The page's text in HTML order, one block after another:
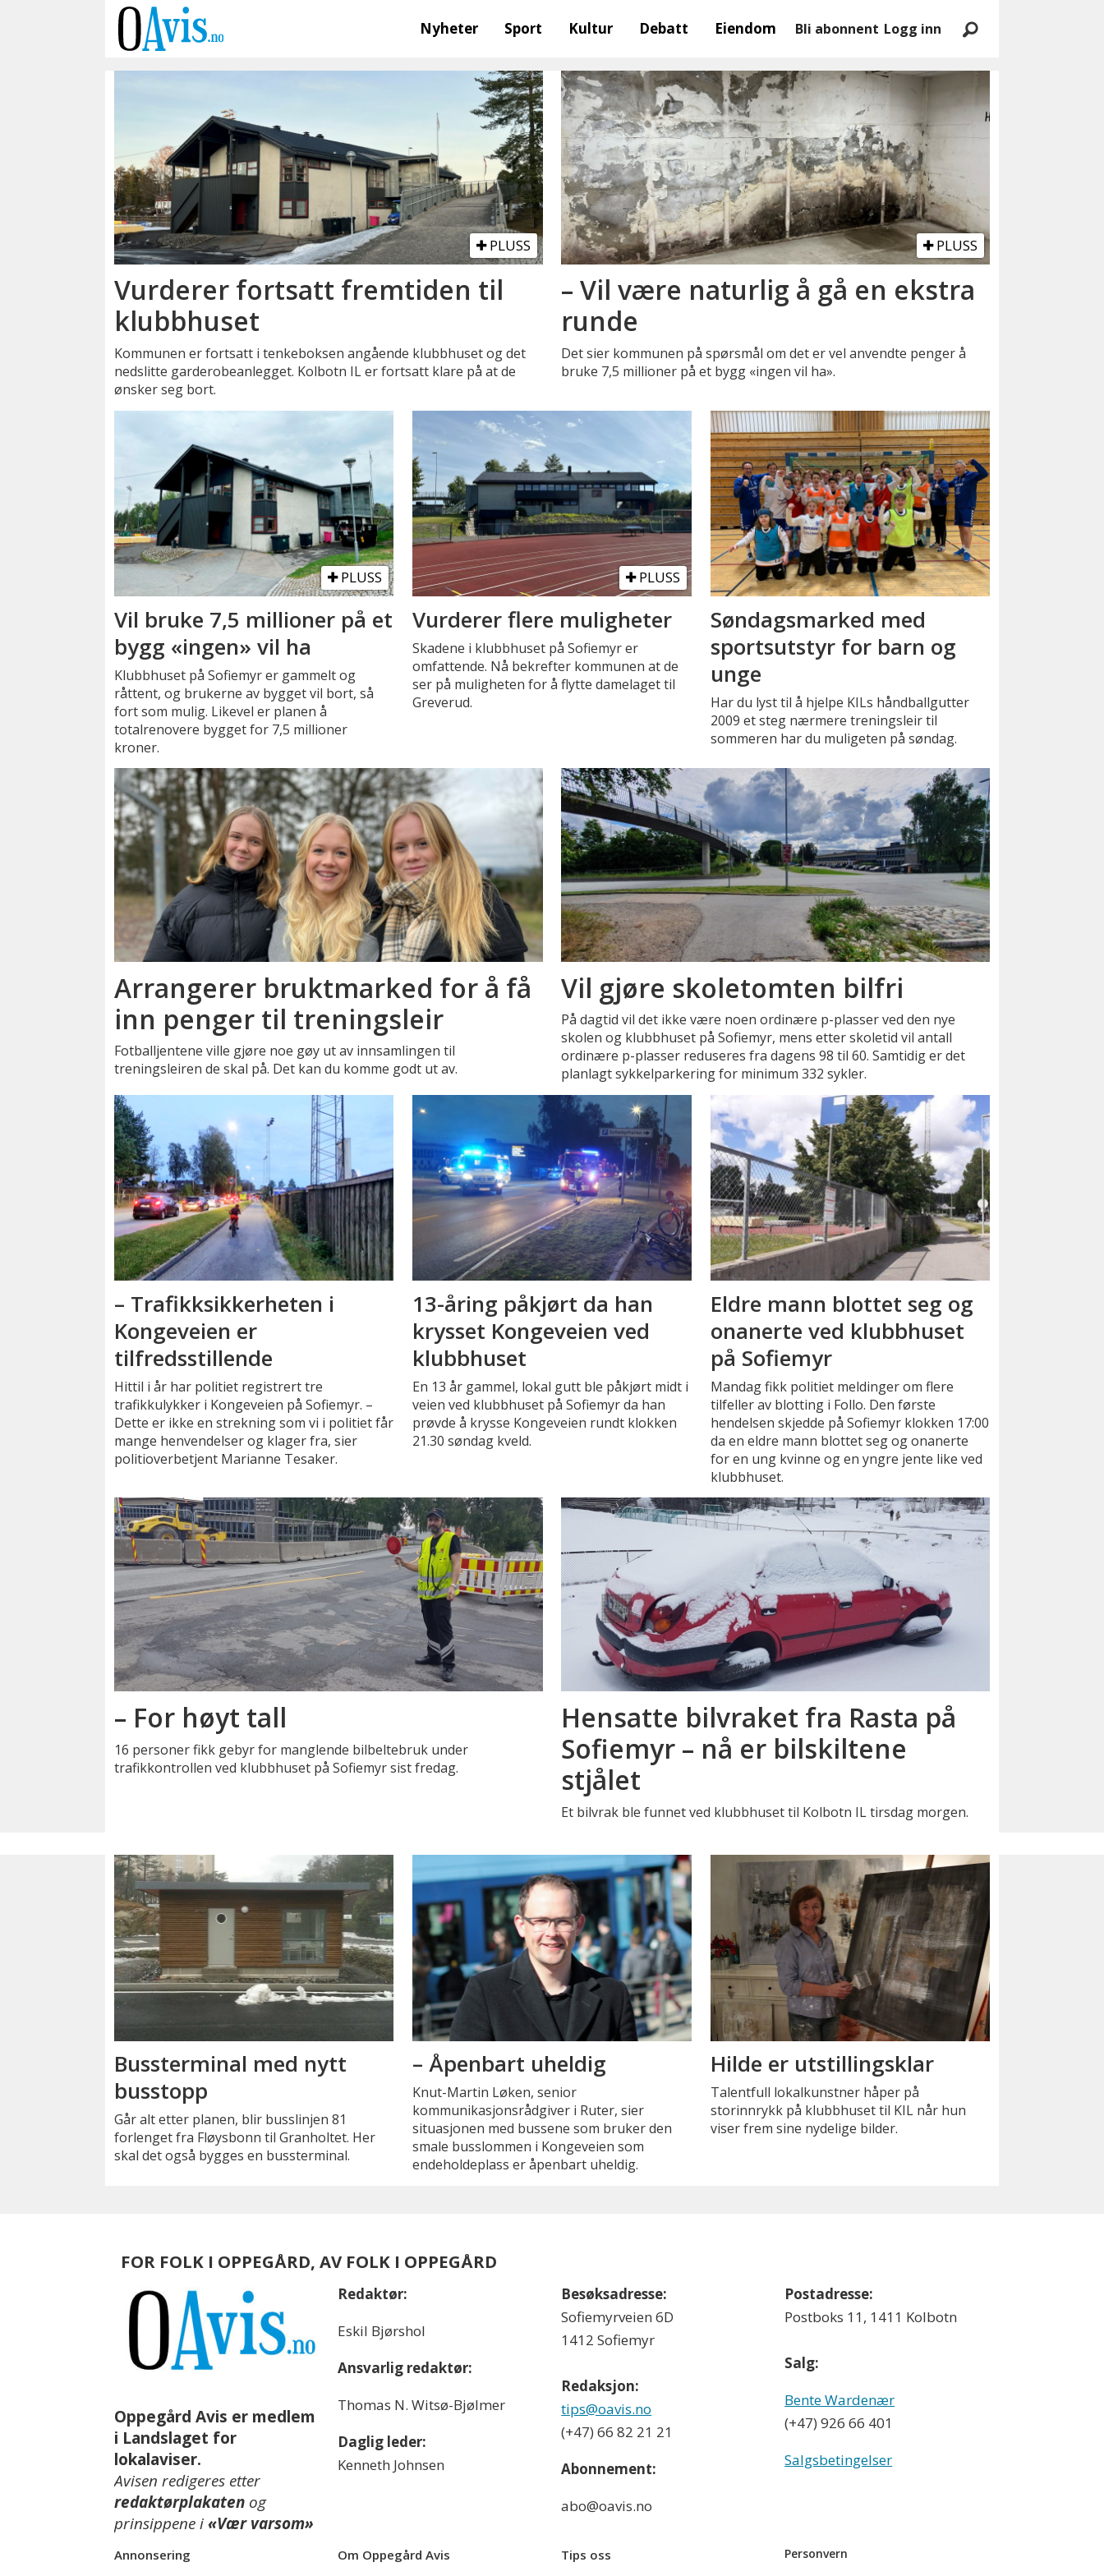
Nyheter Sport Kultur Debatt Eiendom Bli abonnent Logg inn
klubbhuset
PLUSS
Vurderer fortsatt fremtiden til
klubbhuset
Kommunen er fortsatt i tenkeboksen angående klubbhuset og det
nedslitte garderobeanlegget. Kolbotn IL er fortsatt klare på at de
ønsker seg bort.
PLUSS
– Vil være naturlig å gå en ekstra
runde
Det sier kommunen på spørsmål om det er vel anvendte penger å
bruke 7,5 millioner på et bygg «ingen vil ha».
PLUSS
Vil bruke 7,5 millioner på et
bygg «ingen» vil ha
Klubbhuset på Sofiemyr er gammelt og
råttent, og brukerne av bygget vil bort, så
fort som mulig. Likevel er planen å
totalrenovere bygget for 7,5 millioner
kroner.
PLUSS
Vurderer flere muligheter
Skadene i klubbhuset på Sofiemyr er
omfattende. Nå bekrefter kommunen at de
ser på muligheten for å flytte damelaget til
Greverud.
Søndagsmarked med
sportsutstyr for barn og
unge
Har du lyst til å hjelpe KILs håndballgutter
2009 et steg nærmere treningsleir til
sommeren har du muligeten på søndag.
Arrangerer bruktmarked for å få
inn penger til treningsleir
Fotballjentene ville gjøre noe gøy ut av innsamlingen til
treningsleiren de skal på. Det kan du komme godt ut av.
Vil gjøre skoletomten bilfri
På dagtid vil det ikke være noen ordinære p-plasser ved den nye
skolen og klubbhuset på Sofiemyr, mens etter skoletid vil antall
ordinære p-plasser reduseres fra dagens 98 til 60. Samtidig er det
planlagt sykkelparkering for minimum 332 sykler.
– Trafikksikkerheten i
Kongeveien er
tilfredsstillende
Hittil i år har politiet registrert tre
trafikkulykker i Kongeveien på Sofiemyr. –
Dette er ikke en strekning som vi i politiet får
mange henvendelser og klager fra, sier
politioverbetjent Marianne Tesaker.
13-åring påkjørt da han
krysset Kongeveien ved
klubbhuset
En 13 år gammel, lokal gutt ble påkjørt midt i
veien ved klubbhuset på Sofiemyr da han
prøvde å krysse Kongeveien rundt klokken
21.30 søndag kveld.
Eldre mann blottet seg og
onanerte ved klubbhuset
på Sofiemyr
Mandag fikk politiet meldinger om flere
tilfeller av blotting i Follo. Den første
hendelsen skjedde på Sofiemyr klokken 17:00
da en eldre mann blottet seg og onanerte
for en ung kvinne og en yngre jente like ved
klubbhuset.
– For høyt tall
16 personer fikk gebyr for manglende bilbeltebruk under
trafikkontrollen ved klubbhuset på Sofiemyr sist fredag.
Hensatte bilvraket fra Rasta på
Sofiemyr – nå er bilskiltene
stjålet
Et bilvrak ble funnet ved klubbhuset til Kolbotn IL tirsdag morgen.
Bussterminal med nytt
busstopp
Går alt etter planen, blir busslinjen 81
forlenget fra Fløysbonn til Granholtet. Her
skal det også bygges en bussterminal.
– Åpenbart uheldig
Knut-Martin Løken, senior
kommunikasjonsrådgiver i Ruter, sier
situasjonen med bussene som bruker den
smale busslommen i Kongeveien som
endeholdeplass er åpenbart uheldig.
Hilde er utstillingsklar
Talentfull lokalkunstner håper på
storinnrykk på klubbhuset til KIL når hun
viser frem sine nydelige bilder.
FOR FOLK I OPPEGÅRD, AV FOLK I OPPEGÅRD
Oppegård Avis er medlem
i Landslaget for
lokalaviser.
Avisen redigeres etter
redaktørplakaten og
prinsippene i«Vær varsom»
Redaktør:
Eskil Bjørshol
Ansvarlig redaktør:
Thomas N. Witsø-Bjølmer
Daglig leder:
Kenneth Johnsen
Besøksadresse:
Sofiemyrveien 6D
1412 Sofiemyr
Redaksjon:
tips@oavis.no
(+47) 66 82 21 21
Abonnement:
abo@oavis.no
Postadresse:
Postboks 11, 1411 Kolbotn
Salg:
Bente Wardenær
(+47) 926 66 401
Salgsbetingelser
Annonsering Om Oppegård Avis Tips oss Personvern